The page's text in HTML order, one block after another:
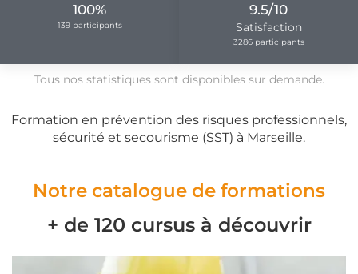
100%
139 participants
9.5/10
Satisfaction
3286 participants
Tous nos statistiques sont disponibles sur demande.
Formation en prévention des risques professionnels,
sécurité et secourisme (SST) à Marseille.
Notre catalogue de formations
+ de 120 cursus à découvrir